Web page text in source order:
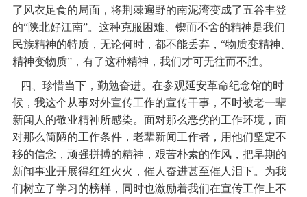
了风衣足食的局面，将荆棘遍野的南泥湾变成了五谷丰登
的“陕北好江南”。这种克服困难、锲而不舍的精神是我们
民族精神的特质，无论何时，都不能丢弃，“物质变精神、
精神变物质”，有了这种精神，我们才可无往而不胜。
四、珍惜当下，勤勉奋进。在参观延安革命纪念馆的时
候，我这个从事对外宣传工作的宣传干事，不时被老一辈
新闻人的敬业精神所感染。面对那么恶劣的工作环境，面
对那么简陋的工作条件，老辈新闻工作者，用他们坚定不
移的信念，顽强拼搏的精神，艰苦朴素的作风，把早期的
新闻事业开展得红红火火，催人奋进甚至催人泪下。为我
们树立了学习的榜样，同时也激励着我们在宣传工作上不